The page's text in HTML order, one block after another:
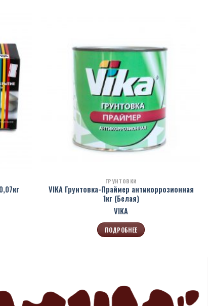
ГРУНТОВКИ
VIKA Грунтовка-Праймер антикоррозионная
1кг (Белая)
VIKA
ПОДРОБНЕЕ